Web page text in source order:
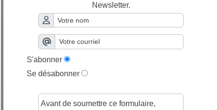
Newsletter.
S'abonner
Se désabonner
Avant de soumettre ce formulaire,